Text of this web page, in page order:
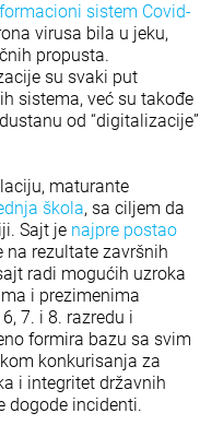
sistem Covid-
virusa bila u jeku,
propusta.
su svaki put
sistema, već su takođe
od “digitalizacije”
maturante
škola, sa ciljem da
Sajt je najpre postao
na rezultate završnih
radi mogućih uzroka
i prezimenima
7. i 8. razredu i
formira bazu sa svim
konkurisanja za
i integritet državnih
dogode incidenti.